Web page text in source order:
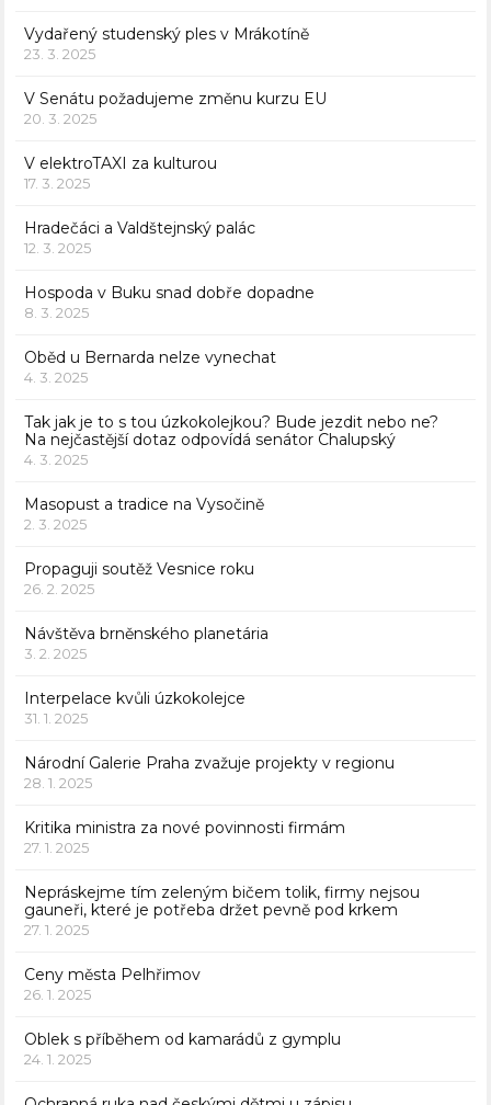
Vydařený studenský ples v Mrákotíně
23. 3. 2025
V Senátu požadujeme změnu kurzu EU
20. 3. 2025
V elektroTAXI za kulturou
17. 3. 2025
Hradečáci a Valdštejnský palác
12. 3. 2025
Hospoda v Buku snad dobře dopadne
8. 3. 2025
Oběd u Bernarda nelze vynechat
4. 3. 2025
Tak jak je to s tou úzkokolejkou? Bude jezdit nebo ne?
Na nejčastější dotaz odpovídá senátor Chalupský
4. 3. 2025
Masopust a tradice na Vysočině
2. 3. 2025
Propaguji soutěž Vesnice roku
26. 2. 2025
Návštěva brněnského planetária
3. 2. 2025
Interpelace kvůli úzkokolejce
31. 1. 2025
Národní Galerie Praha zvažuje projekty v regionu
28. 1. 2025
Kritika ministra za nové povinnosti firmám
27. 1. 2025
Nepráskejme tím zeleným bičem tolik, firmy nejsou
gauneři, které je potřeba držet pevně pod krkem
27. 1. 2025
Ceny města Pelhřimov
26. 1. 2025
Oblek s příběhem od kamarádů z gymplu
24. 1. 2025